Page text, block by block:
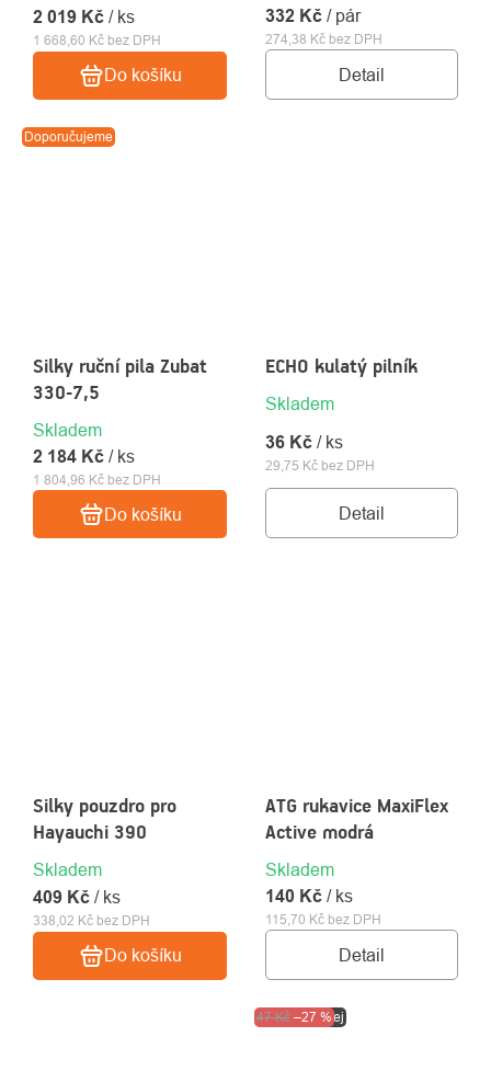
1 668,60 Kč bez DPH
2 019 Kč / ks
Do košíku
274,38 Kč bez DPH
332 Kč / pár
Detail
Doporučujeme
Silky ruční pila Zubat
330-7,5
Skladem
1 804,96 Kč bez DPH
2 184 Kč / ks
Do košíku
ECHO kulatý pilník
Skladem
29,75 Kč bez DPH
36 Kč / ks
Detail
Silky pouzdro pro
Hayauchi 390
Skladem
338,02 Kč bez DPH
409 Kč / ks
Do košíku
ATG rukavice MaxiFlex
Active modrá
Skladem
115,70 Kč bez DPH
140 Kč / ks
Detail
Akce Výprodej
47 Kč –27 %